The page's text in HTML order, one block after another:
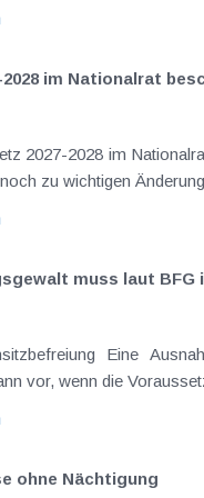
im Nationalrat
2027-2028 im
muss laut
regelmäßig anfallenden
vor, wenn die
ohne Nächtigung